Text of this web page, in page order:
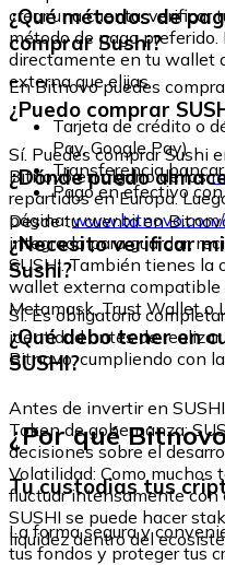
crear una cuenta, verificar
método de pago
directamente en tu wallet
externa que elijas.
¿Qué métodos de
comprar Sushi?
En Bitnovo puedes
Tarjeta de crédito o
Pay, Google Pay)
Transferencia
Pago en efectivo
¿Puedo comprar
Sí. Puedes comprar Sushi
Bitnovo en alguno de los
repartidos en Europa.
página:
¿Dónde puedo
Desde tu cuenta en
integrada para guardar,
SUSHI. También tienes la
wallet externa compatible
Metamask, Trust Wallet o
¿Necesito verificar
Sushi?
Sí. Es obligatorio
identidad antes de
Bitnovo, cumpliendo con
¿Qué debo tener en
SUSHI?
Antes de invertir en
Token de gobernanza:
decisiones sobre el
Volatilidad: Como muchos
fluctuar intensamente con
SUSHI se puede hacer
liquidez dentro del
¿Por qué
Tu custodias tus
La forma segura y
tus fondos y proteger tus